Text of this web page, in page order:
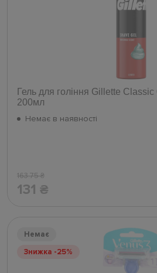
Гель для гоління Gillette
200мл
Немає в наявності
163.75₴
131 ₴
Немає
Знижка -25%